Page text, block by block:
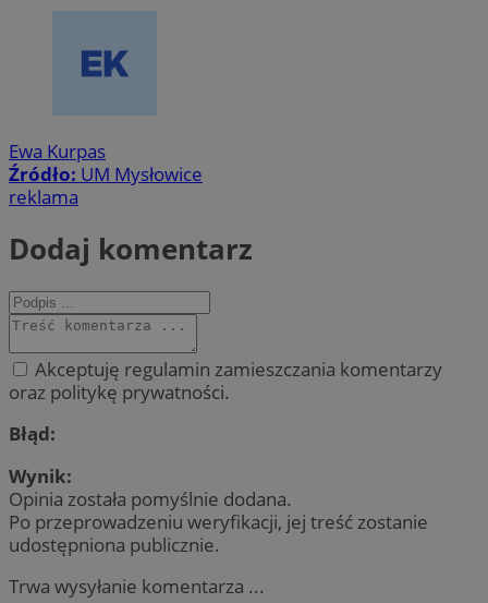
Ewa Kurpas
Źródło: UM Mysłowice
reklama
Dodaj komentarz
Akceptuję regulamin zamieszczania komentarzy
oraz politykę prywatności.
Błąd:
Wynik:
Opinia została pomyślnie dodana.
Po przeprowadzeniu weryfikacji, jej treść zostanie
udostępniona publicznie.
Trwa wysyłanie komentarza ...